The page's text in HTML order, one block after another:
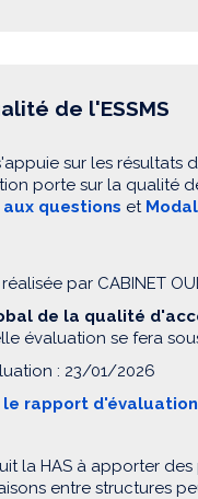
de l'ESSMS
sur les résultats
porte sur la qualité
aux questions et
par CABINET
de la qualité
évaluation se fera
: 23/01/2026
le rapport d'évaluation
la HAS à apporter
entre structures